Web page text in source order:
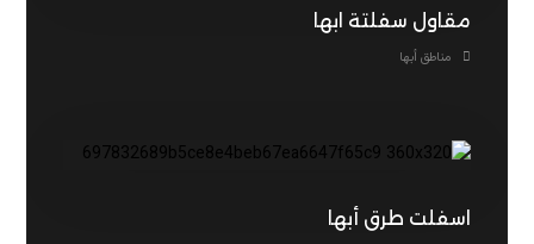
مقاول سفلتة ابها
مناطق أبها
اسفلت طرق أبها